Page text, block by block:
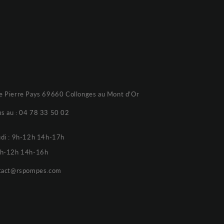
Pierre Pays 69660 Collonges au Mont d'Or
au :04 78 33 50 02
: 9h-12h 14h-17h
12h 14h-16h